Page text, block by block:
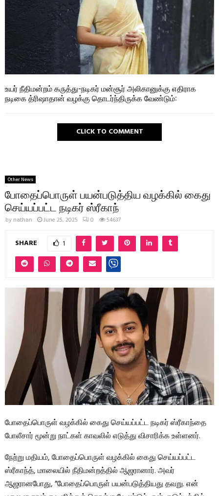
உயர் நீதிமன்றம் கருத்து-நடிகர் மன்சூர் அலிகானுக்கு எதிராக
நடிகை த்ரிஷாதான் வழக்கு தொடர்ந்திருக்க வேண்டும்:
CLICK TO COMMENT
Other News
போதைப்பொருள் பயன்படுத்திய வழக்கில் கைது
செய்யப்பட்ட நடிகர் ஸ்ரீகாந்
by nathan June 25, 2025 0 54637
SHARE 1
போதைப்பொருள் வழக்கில் கைது செய்யப்பட்ட நடிகர் ஸ்ரீகாந்தை
போலீசார் மூன்று நாட்கள் காவலில் எடுத்து விசாரிக்க உள்ளனர்.
நேற்று மதியம், போதைப்பொருள் வழக்கில் கைது செய்யப்பட்ட
ஸ்ரீகாந்த், மாலையில் நீதிமன்றத்தில் ஆஜரானார். அவர்
ஆஜரானபோது, ​​”போதைப்பொருள் பயன்படுத்தியது தவறு. என்